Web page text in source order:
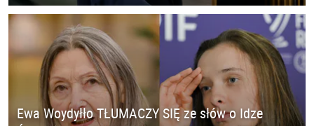
Ewa Woydyłło TŁUMACZY SIĘ ze słów o Idze